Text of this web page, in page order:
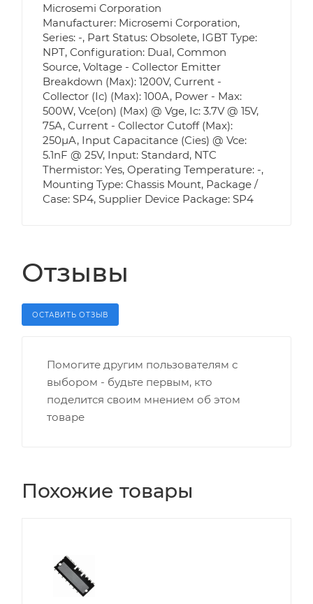
Microsemi Corporation
Manufacturer: Microsemi Corporation,
Series: -, Part Status: Obsolete, IGBT Type:
NPT, Configuration: Dual, Common
Source, Voltage - Collector Emitter
Breakdown (Max): 1200V, Current -
Collector (Ic) (Max): 100A, Power - Max:
500W, Vce(on) (Max) @ Vge, Ic: 3.7V @ 15V,
75A, Current - Collector Cutoff (Max):
250µA, Input Capacitance (Cies) @ Vce:
5.1nF @ 25V, Input: Standard, NTC
Thermistor: Yes, Operating Temperature: -,
Mounting Type: Chassis Mount, Package /
Case: SP4, Supplier Device Package: SP4
Отзывы
ОСТАВИТЬ ОТЗЫВ
Помогите другим пользователям с
выбором - будьте первым, кто
поделится своим мнением об этом
товаре
Похожие товары